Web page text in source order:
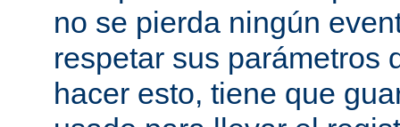
no se pierda ningún
respetar sus parámetros
hacer esto, tiene que